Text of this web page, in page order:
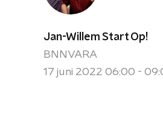
Jan-Willem Start Op!
BNNVARA
17 juni 2022 06:00 -